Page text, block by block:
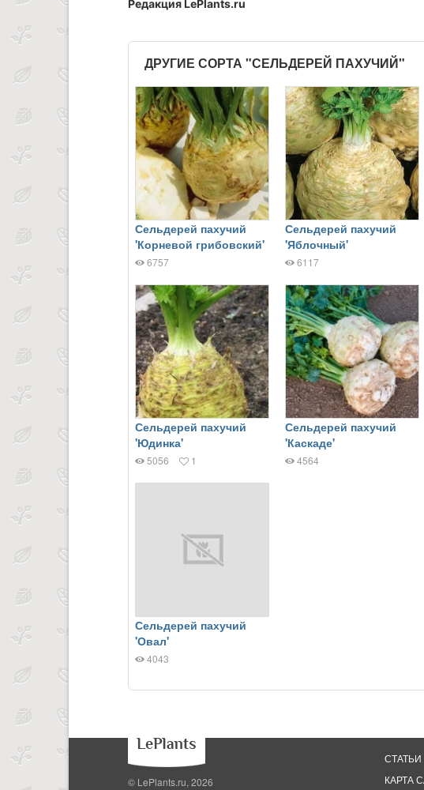
Редакция LePlants.ru
ДРУГИЕ СОРТА "СЕЛЬДЕРЕЙ ПАХУЧИЙ"
Сельдерей пахучий
'Корневой грибовский'
6757
Сельдерей пахучий
'Яблочный'
6117
Сельдерей пахучий
'Юдинка'
5056 1
Сельдерей пахучий
'Каскаде'
4564
Сельдерей пахучий
'Овал'
4043
© LePlants.ru, 2026
СТАТЬИ
КАРТА